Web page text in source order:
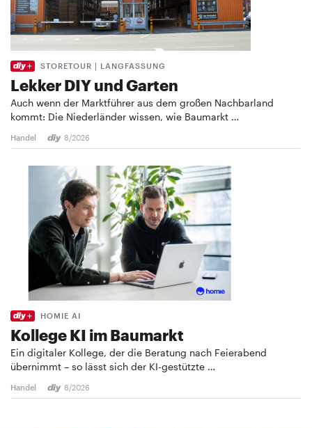
STORETOUR | LANGFASSUNG
Lekker DIY und Garten
Auch wenn der Marktführer aus dem großen Nachbarland
kommt: Die Niederländer wissen, wie Baumarkt …
Handel 8/2026
HOMIE AI
Kollege KI im Baumarkt
Ein digitaler Kollege, der die Beratung nach Feierabend
übernimmt – so lässt sich der KI-gestützte …
Handel 8/2026